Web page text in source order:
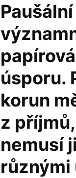
úsporu.
korun
z
nemusí
různými